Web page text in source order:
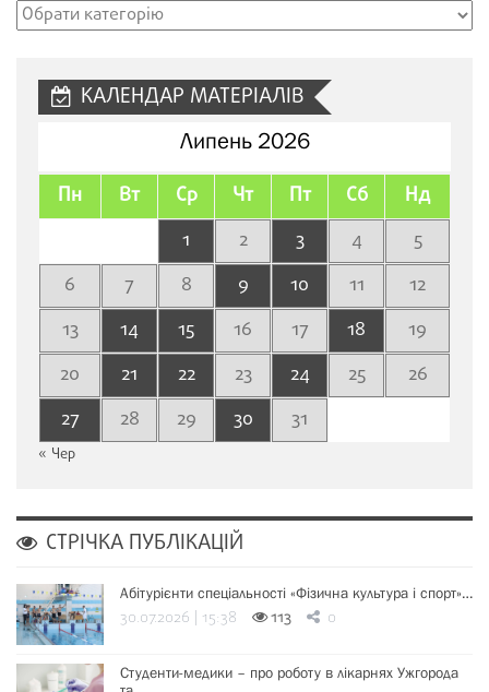
Рубрики
КАЛЕНДАР МАТЕРІАЛІВ
Липень 2026
Пн Вт Ср Чт Пт Сб Нд
1 2 3 4
5
6
7 8 9 10 11
12
13
14 15 16 17 18
19
20
21 22 23 24 25
26
27
28 29 30 31
« Чер
СТРІЧКА ПУБЛІКАЦІЙ
Абітурієнти спеціальності «Фізична культура і спорт»…
30.07.2026 | 15:38 113 0
Студенти-медики – про роботу в лікарнях Ужгорода